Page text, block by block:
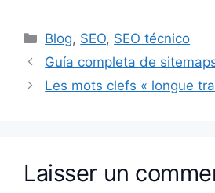
Catégories
Blog, SEO, SEO técnico
Guía completa de
Les mots clefs « longue
Laisser un